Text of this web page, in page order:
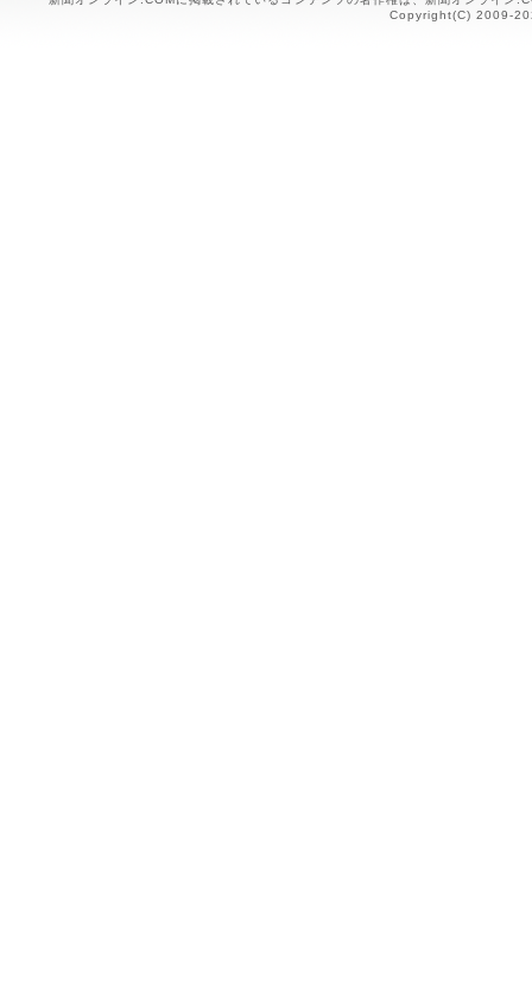
Copyright(C) 2009-